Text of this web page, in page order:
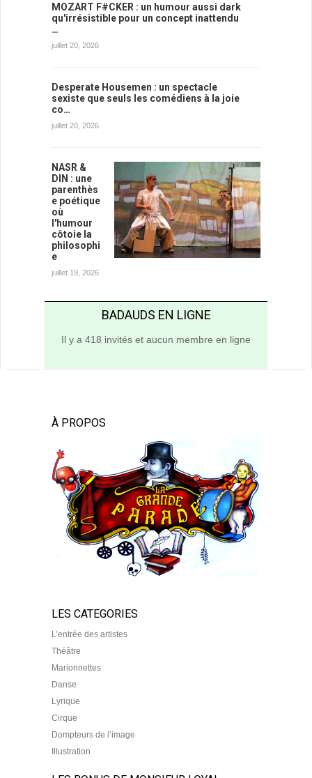
MOZART F#CKER : un humour aussi dark
qu'irrésistible pour un concept inattendu
…
juillet 20, 2026
Desperate Housemen : un spectacle
sexiste que seuls les comédiens à la joie
co…
juillet 20, 2026
NASR &
DIN : une
parenthès
e poétique
où
l'humour
côtoie la
philosophi
e
juillet 19, 2026
BADAUDS EN LIGNE
Il y a 418 invités et aucun membre en ligne
À PROPOS
LES CATEGORIES
L’entrée des artistes
Théâtre
Marionnettes
Danse
Lyrique
Cirque
Dompteurs de l’image
Illustration